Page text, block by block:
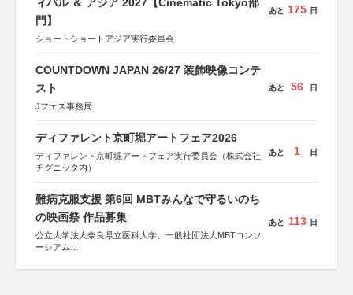
門】
ショートショートアジア実行委員会
あと 175 日
COUNTDOWN JAPAN 26/27 装飾映像コンテ
スト
Jフェス事務局
あと 56 日
ディファレント京町堀アートフェア2026
ディファレント京町堀アートフェア実行委員会（株式会社
チグニッタ内）
あと 1 日
難病克服支援 第6回 MBTみんなで守るいのち
の映画祭 作品募集
公立大学法人奈良県立医科大学、一般社団法人MBTコンソ
ーシアム
協力：読売新聞社
あと 113 日